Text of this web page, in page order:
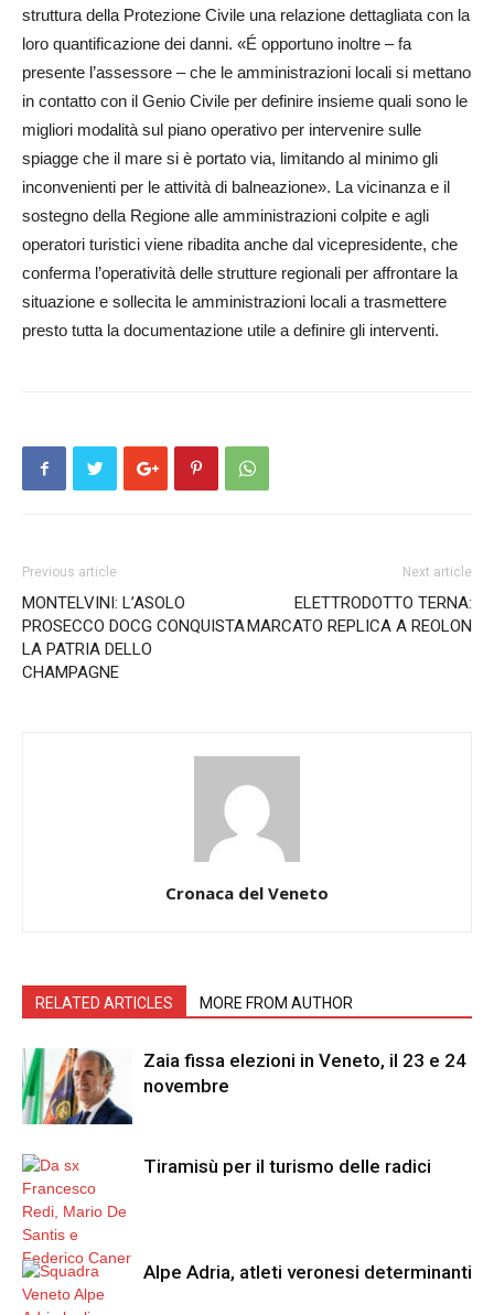
struttura della Protezione Civile una relazione dettagliata con la
loro quantificazione dei danni. «É opportuno inoltre – fa
presente l’assessore – che le amministrazioni locali si mettano
in contatto con il Genio Civile per definire insieme quali sono le
migliori modalità sul piano operativo per intervenire sulle
spiagge che il mare si è portato via, limitando al minimo gli
inconvenienti per le attività di balneazione». La vicinanza e il
sostegno della Regione alle amministrazioni colpite e agli
operatori turistici viene ribadita anche dal vicepresidente, che
conferma l’operatività delle strutture regionali per affrontare la
situazione e sollecita le amministrazioni locali a trasmettere
presto tutta la documentazione utile a definire gli interventi.
Previous article
MONTELVINI: L’ASOLO
PROSECCO DOCG CONQUISTA
LA PATRIA DELLO
CHAMPAGNE
Next article
ELETTRODOTTO TERNA:
MARCATO REPLICA A REOLON
Cronaca del Veneto
RELATED ARTICLES MORE FROM AUTHOR
Zaia fissa elezioni in Veneto, il 23 e 24
novembre
Tiramisù per il turismo delle radici
Alpe Adria, atleti veronesi determinanti